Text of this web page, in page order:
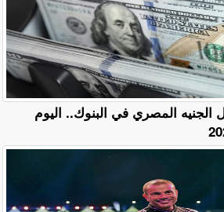
الجنيه المصري في البنوك.. اليوم